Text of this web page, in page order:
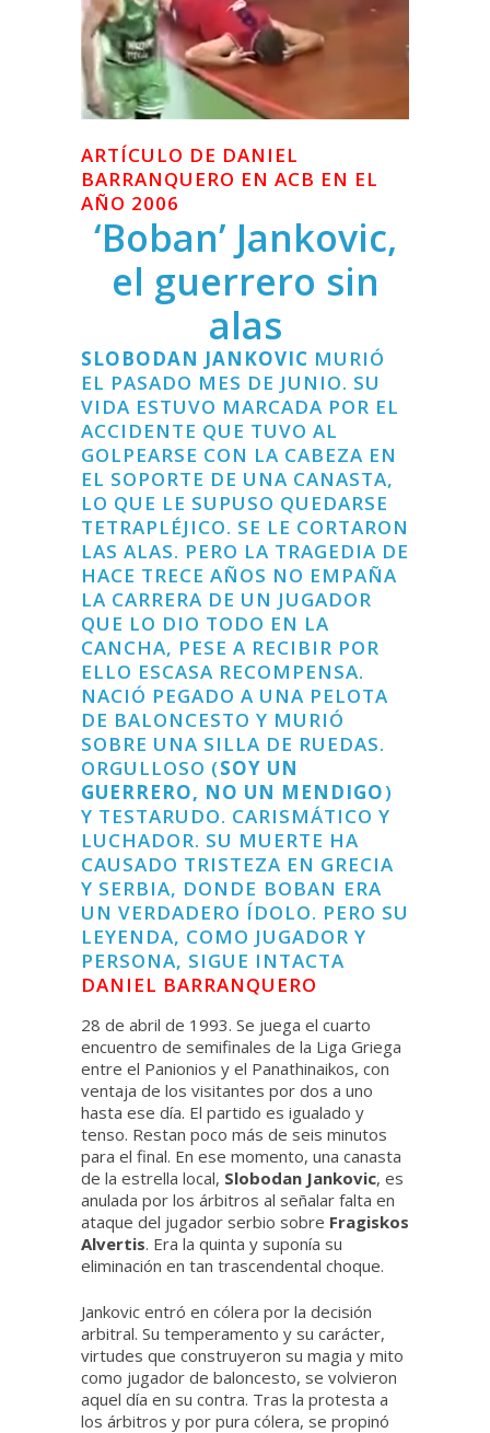
ARTÍCULO DE DANIEL
BARRANQUERO EN ACB EN EL
AÑO 2006
‘Boban’ Jankovic,
el guerrero sin
alas
SLOBODAN JANKOVIC MURIÓ
EL PASADO MES DE JUNIO. SU
VIDA ESTUVO MARCADA POR EL
ACCIDENTE QUE TUVO AL
GOLPEARSE CON LA CABEZA EN
EL SOPORTE DE UNA CANASTA,
LO QUE LE SUPUSO QUEDARSE
TETRAPLÉJICO. SE LE CORTARON
LAS ALAS. PERO LA TRAGEDIA DE
HACE TRECE AÑOS NO EMPAÑA
LA CARRERA DE UN JUGADOR
QUE LO DIO TODO EN LA
CANCHA, PESE A RECIBIR POR
ELLO ESCASA RECOMPENSA.
NACIÓ PEGADO A UNA PELOTA
DE BALONCESTO Y MURIÓ
SOBRE UNA SILLA DE RUEDAS.
ORGULLOSO (SOY UN
GUERRERO, NO UN MENDIGO)
Y TESTARUDO. CARISMÁTICO Y
LUCHADOR. SU MUERTE HA
CAUSADO TRISTEZA EN GRECIA
Y SERBIA, DONDE BOBAN ERA
UN VERDADERO ÍDOLO. PERO SU
LEYENDA, COMO JUGADOR Y
PERSONA, SIGUE INTACTA
DANIEL BARRANQUERO
28 de abril de 1993. Se juega el cuarto
encuentro de semifinales de la Liga Griega
entre el Panionios y el Panathinaikos, con
ventaja de los visitantes por dos a uno
hasta ese día. El partido es igualado y
tenso. Restan poco más de seis minutos
para el final. En ese momento, una canasta
de la estrella local, Slobodan Jankovic, es
anulada por los árbitros al señalar falta en
ataque del jugador serbio sobre Fragiskos
Alvertis. Era la quinta y suponía su
eliminación en tan trascendental choque.
Jankovic entró en cólera por la decisión
arbitral. Su temperamento y su carácter,
virtudes que construyeron su magia y mito
como jugador de baloncesto, se volvieron
aquel día en su contra. Tras la protesta a
los árbitros y por pura cólera, se propinó